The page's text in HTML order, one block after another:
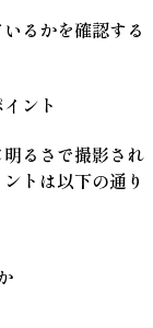
るかを確認する
ント
るさで撮影され
トは以下の通り